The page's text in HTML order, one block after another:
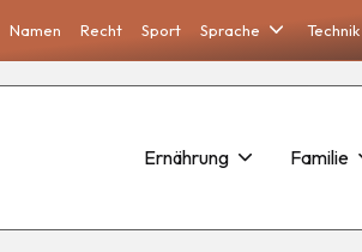
Namen Recht Sport Sprache Technik
Ernährung Familie